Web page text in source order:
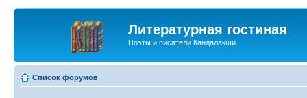
Литературная гостиная
Поэты и писатели Кандалакши
Список форумов